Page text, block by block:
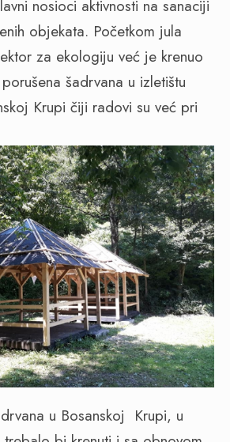
nosioci aktivnosti na sanaciji
objekata. Početkom jula
za ekologiju već je krenuo
šadrvana u izletištu
Krupi čiji radovi su već pri
u Bosanskoj Krupi, u